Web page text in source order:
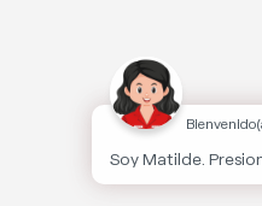
Soy Matilde.